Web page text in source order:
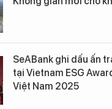
SeABank ghi dấu ấn
tại Vietnam ESG
Việt Nam 2025